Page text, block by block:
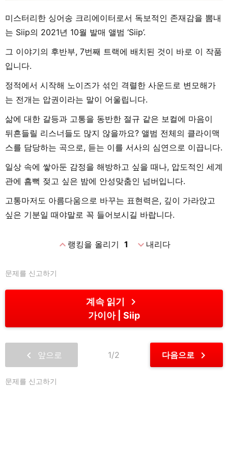
미스터리한 싱어송 크리에이터로서 독보적인 존재감을 뽐내
는 Siip의 2021년 10월 발매 앨범 ‘Siip’.
그 이야기의 후반부, 7번째 트랙에 배치된 것이 바로 이 작품
입니다.
정적에서 시작해 노이즈가 섞인 격렬한 사운드로 변모해가
는 전개는 압권이라는 말이 어울립니다.
삶에 대한 갈등과 고통을 동반한 절규 같은 보컬에 마음이
뒤흔들릴 리스너들도 많지 않을까요? 앨범 전체의 클라이맥
스를 담당하는 곡으로, 듣는 이를 서사의 심연으로 이끕니다.
일상 속에 쌓아둔 감정을 해방하고 싶을 때나, 압도적인 세계
관에 흠뻑 젖고 싶은 밤에 안성맞춤인 넘버입니다.
고통마저도 아름다움으로 바꾸는 표현력은, 깊이 가라앉고
싶은 기분일 때야말로 꼭 들어보시길 바랍니다.
expand_less랭킹을 올리기 1 expand_more내리다
문제를 신고하기
계속 읽기 chevron_right
가이아 Siip
chevron_left 앞으로 1/2 다음으로 chevron_right
문제를 신고하기